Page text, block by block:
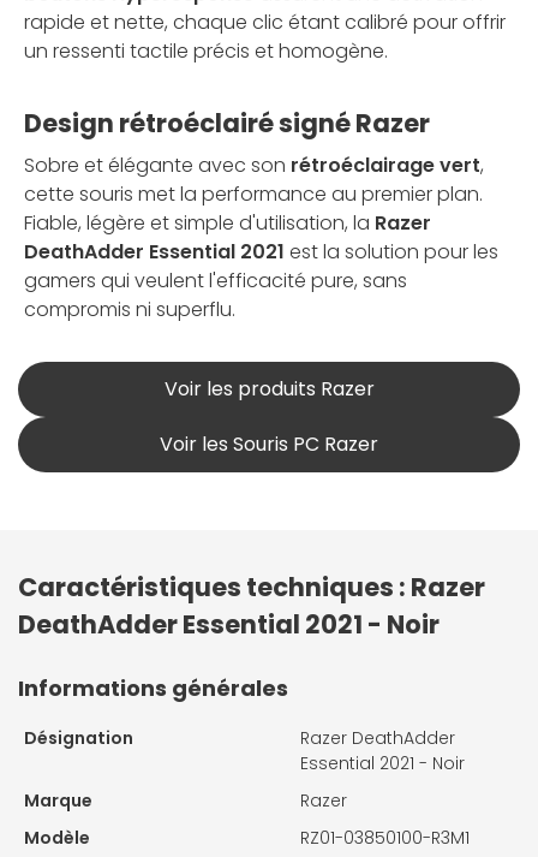
rapide et nette, chaque clic étant calibré pour offrir
un ressenti tactile précis et homogène.
Design rétroéclairé signé Razer
Sobre et élégante avec son rétroéclairage vert,
cette souris met la performance au premier plan.
Fiable, légère et simple d'utilisation, la Razer
DeathAdder Essential 2021 est la solution pour les
gamers qui veulent l'efficacité pure, sans
compromis ni superflu.
Voir les produits Razer
Voir les Souris PC Razer
Caractéristiques techniques : Razer
DeathAdder Essential 2021 - Noir
Informations générales
Désignation
Razer DeathAdder
Essential 2021 - Noir
Marque
Razer
Modèle
RZ01-03850100-R3M1